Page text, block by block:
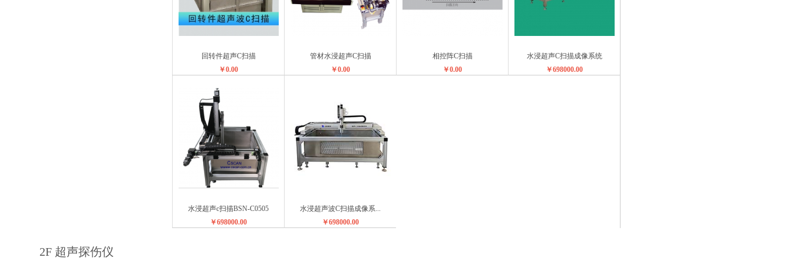
回转件超声C扫描
￥0.00
管材水浸超声C扫描
￥0.00
相控阵C扫描
￥0.00
水浸超声C扫描成像系统
￥698000.00
水浸超声c扫描BSN-C0505
￥698000.00
水浸超声波C扫描成像系...
￥698000.00
2F 超声探伤仪